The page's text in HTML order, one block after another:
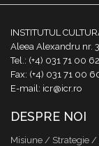
INSTITUTUL
Aleea Alexandru nr.
Tel.: (+4) 031 71 00
Fax: (+4) 031 71 00
E-mail: icr@icr.ro
DESPRE NOI
Misiune / Strategie /